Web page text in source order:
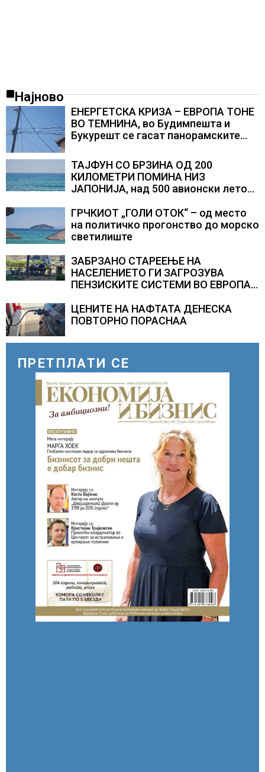
Најново
ЕНЕРГЕТСКА КРИЗА – ЕВРОПА ТОНЕ
ВО ТЕМНИНА, во Будимпешта и
Букурешт се гасат панорамските
ТАЈФУН СО БРЗИНА ОД 200
КИЛОМЕТРИ ПОМИНА НИЗ
ЈАПОНИЈА, над 500 авионски летови
ГРЧКИОТ „ГОЛИ ОТОК“ – од место
на политичко прогонство до морско
светилиште
ЗАБРЗАНО СТАРЕЕЊЕ НА
НАСЕЛЕНИЕТО ГИ ЗАГРОЗУВА
ПЕНЗИСКИТЕ СИСТЕМИ ВО ЕВРОПА и
ЦЕНИТЕ НА НАФТАТА ДЕНЕСКА
ПОВТОРНО ПОРАСНАА
ПРЕТПЛАТИ СЕ